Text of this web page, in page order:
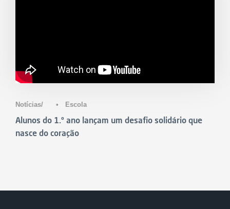
Notícias • Escola
Alunos do 1.º ano lançam um desafio solidário que
nasce do coração